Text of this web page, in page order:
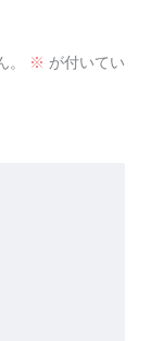
※ が付いてい